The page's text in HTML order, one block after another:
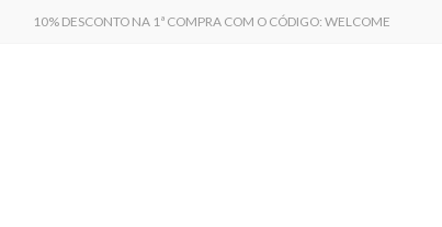
10% DESCONTO NA 1ª COMPRA COM O CÓDIGO: WELCOME